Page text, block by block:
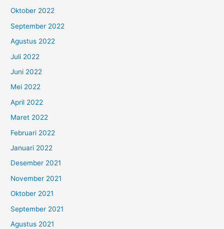
Oktober 2022
September 2022
Agustus 2022
Juli 2022
Juni 2022
Mei 2022
April 2022
Maret 2022
Februari 2022
Januari 2022
Desember 2021
November 2021
Oktober 2021
September 2021
Agustus 2021